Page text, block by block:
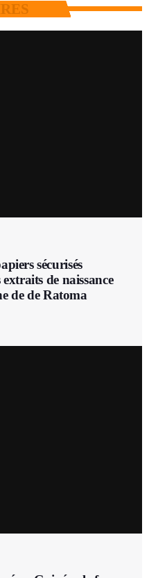
sécurisés
de naissance
de de Ratoma